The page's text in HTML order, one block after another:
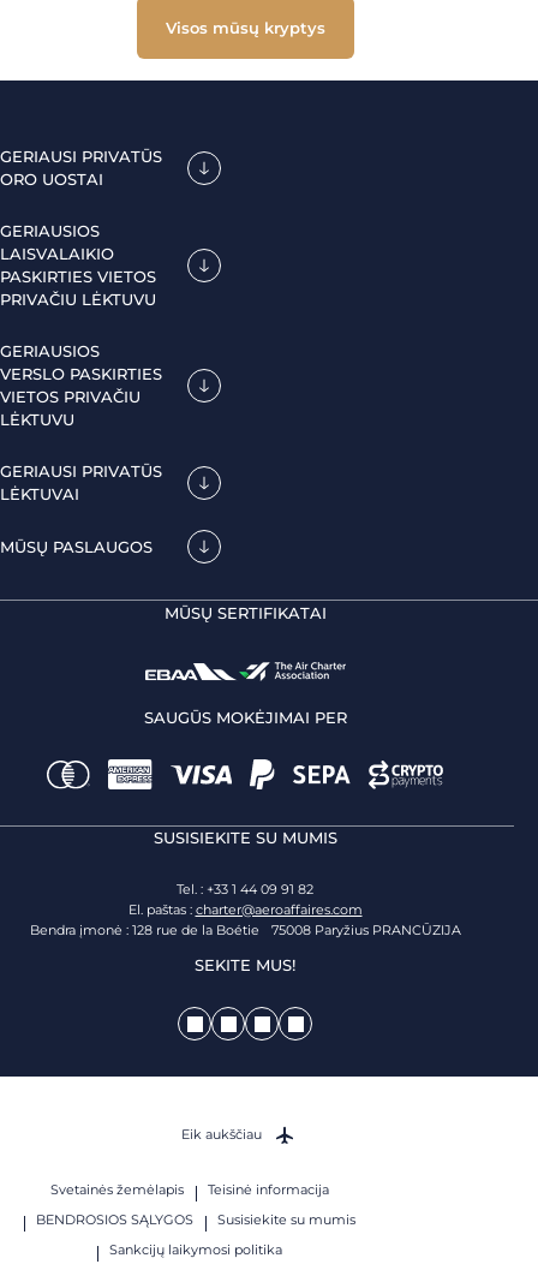
Visos mūsų kryptys
GERIAUSI PRIVATŪS
ORO UOSTAI
GERIAUSIOS
LAISVALAIKIO
PASKIRTIES VIETOS
PRIVAČIU LĖKTUVU
GERIAUSIOS
VERSLO PASKIRTIES
VIETOS PRIVAČIU
LĖKTUVU
GERIAUSI PRIVATŪS
LĖKTUVAI
MŪSŲ PASLAUGOS
MŪSŲ SERTIFIKATAI
SAUGŪS MOKĖJIMAI PER
SUSISIEKITE SU MUMIS
Tel. : +33 1 44 09 91 82
El. paštas : charter@aeroaffaires.com
Bendra įmonė : 128 rue de la Boétie 75008 Paryžius PRANCŪZIJA
SEKITE MUS!
Svetainės žemėlapis
Teisinė informacija
BENDROSIOS SĄLYGOS
Susisiekite su mumis
Sankcijų laikymosi politika
Eik aukščiau